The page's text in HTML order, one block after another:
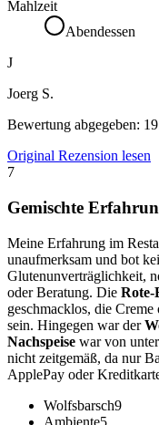
Mahlzeit
Abendessen
J
Joerg S.
Bewertung abgegeben:
Original Rezension lesen
7
Gemischte
Meine Erfahrung im
unaufmerksam und bot
Glutenunverträglichkeit,
oder Beratung. Die Rote-
geschmacklos, die
sein. Hingegen war der
Nachspeise war von
nicht zeitgemäß, da nur
ApplePay oder
Wolfsbarsch9
Ambiente5